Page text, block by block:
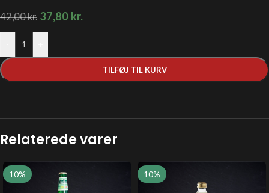
42,00kr. 37,80 kr.
TILFØJ TIL KURV
Relaterede varer
10% 10%